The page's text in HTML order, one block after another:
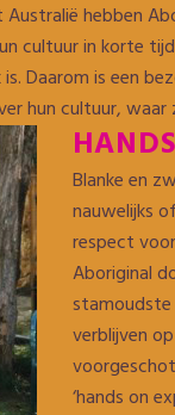
hebben
cultuur in korte
Daarom is een
hun cultuur,
Blanke en
nauwelijks
respect
Aboriginal
stamoudste
verblijven
‘hands on